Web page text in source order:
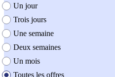
création de l'offre
Un jour
Trois jours
Une semaine
Deux semaines
Un mois
Toutes les offres